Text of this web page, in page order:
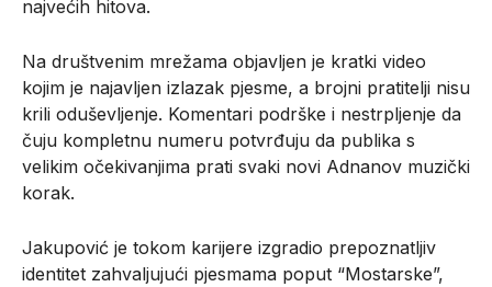
najvećih hitova.
Na društvenim mrežama objavljen je kratki video
kojim je najavljen izlazak pjesme, a brojni pratitelji nisu
krili oduševljenje. Komentari podrške i nestrpljenje da
čuju kompletnu numeru potvrđuju da publika s
velikim očekivanjima prati svaki novi Adnanov muzički
korak.
Jakupović je tokom karijere izgradio prepoznatljiv
identitet zahvaljujući pjesmama poput “Mostarske”,